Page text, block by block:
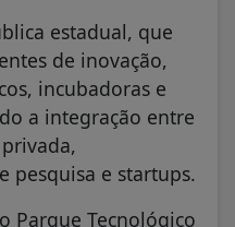
estadual, que
de inovação,
incubadoras e
a integração entre
pesquisa e startups.
Parque Tecnológico